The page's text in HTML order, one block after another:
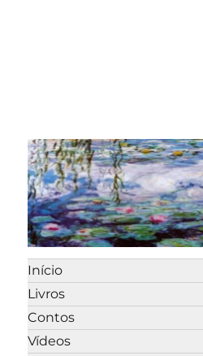
Início
Livros
Contos
Vídeos